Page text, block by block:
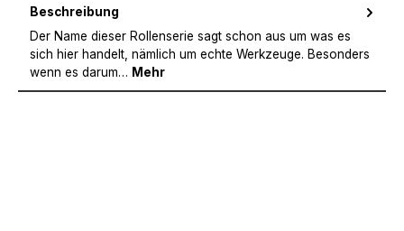
Beschreibung
Der Name dieser Rollenserie sagt schon aus um was es
sich hier handelt, nämlich um echte Werkzeuge. Besonders
wenn es darum… Mehr